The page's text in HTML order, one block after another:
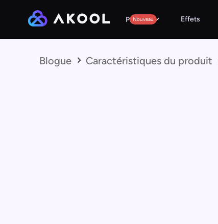
Produits
Nouveau Effets
Blogue Caractéristiques du produit